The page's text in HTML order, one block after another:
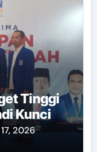
Tinggi
Kunci
2026